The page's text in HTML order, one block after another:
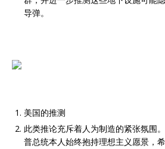
导弹。
美国的推测
此类推论充斥着人为制造的紧张氛围
普总统本人始终抱持理想主义愿景，